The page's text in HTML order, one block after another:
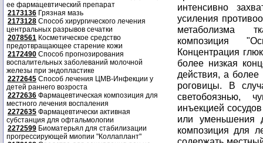
ее фармацевтический препарат
2173136 Грязная мазь
2173128 Способ хирургического лечения
центральных разрывов сечатки
2078561 Косметическое средство
предотвращающее старение кожи
2172490 Способ прогнозирования
воспалительных заболеваний молочной
железы при эндопластике
2272645 Способ лечения ЦМВ-Инфекции у
детей раннего возроста
2272636 Фармацевтическая композиция для
местного лечения воспаления
2272635 Фармацевтически активная
субстанция для офтальмологии
2272599 Биоматерьял для стабилизации
прогрессирующей миопии "Коллаплант"
интенсивно
усиления
метаболизма
композиция
Концентрация
более низкая
действия, а более
роговицы. В
светобоязнью,
инъекцией
или уменьшения
композиция для